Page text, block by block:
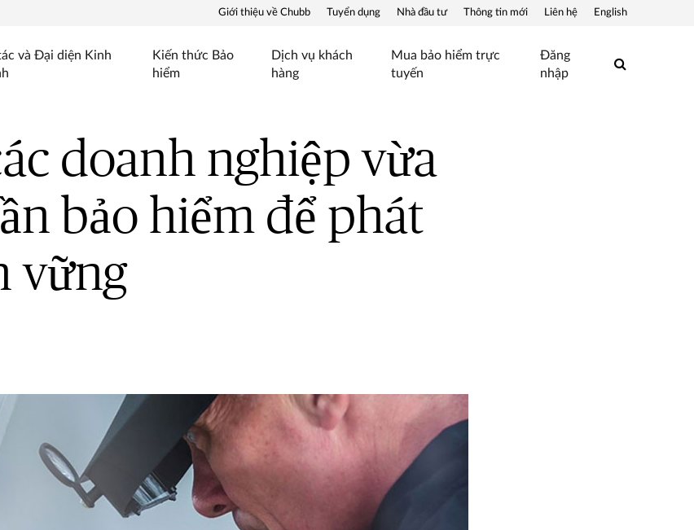
Giới thiệu về Chubb Tuyển dụng Nhà đầu tư Thông tin mới Liên hệ English
và Đại diện Kinh
Kiến thức Bảo
hiểm
Dịch vụ khách
hàng
Mua bảo hiểm trực
tuyến
Đăng
nhập
Search
doanh nghiệp vừa
bảo hiểm để phát
vững